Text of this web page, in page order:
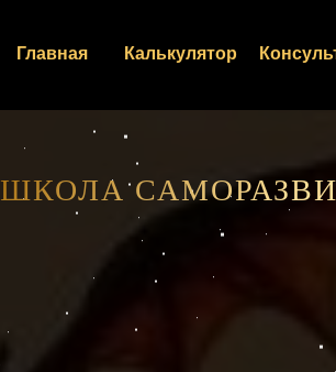
Главная Калькулятор
ШКОЛА